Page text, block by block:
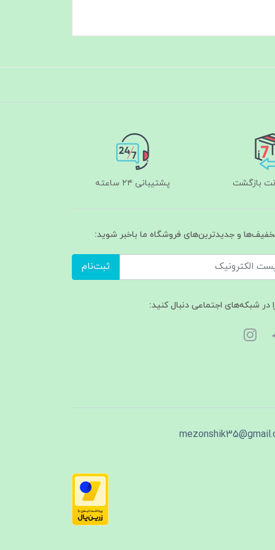
پشتیبانی ۲۴ ساعته
و جدیدترین‌های فروشگاه ما باخبر شوید:
ثبت‌نام
در شبکه‌های اجتماعی دنبال کنید: